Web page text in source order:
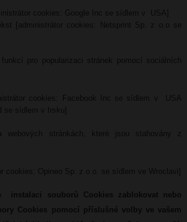
cookies: Google Inc se sídlem v USA]
[administrátor cookies: Netsprint Sp. z o.o se
pro popularizaci stránek pomocí sociálních
cookies: Facebook Inc se sídlem v USA
se sídlem v Irsku]
webových stránkách, které jsou stahovány z
cookies: Opineo Sp. z o.o. se sídlem ve Wroclavi]
instalaci souborů Cookies zablokovat nebo
Cookies pomocí příslušné volby ve vašem